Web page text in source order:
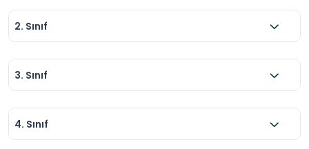
2. Sınıf
3. Sınıf
4. Sınıf